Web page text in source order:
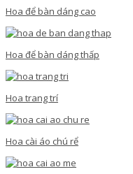
Hoa để bàn dáng cao
Hoa để bàn dáng thấp
Hoa trang trí
Hoa cài áo chú rể